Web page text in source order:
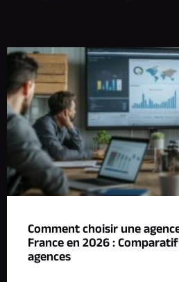
Comment choisir une
France en 2026 :
agences